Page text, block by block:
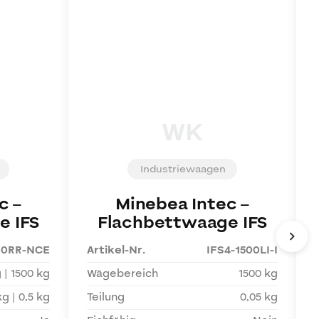
–
IFS
NCE
1500 kg
| 0,5 kg
Industriewaagen
Minebea Intec–
Flachbettwaage IFS
Artikel-Nr.
IFS4-1500LI-I
Wägebereich
1500 kg
Teilung
0,05 kg